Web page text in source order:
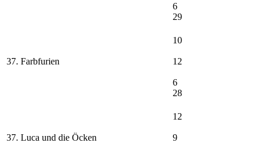
6
29
37. Farbfurien
10
12
6
28
37. Luca und die Öcken
12
9